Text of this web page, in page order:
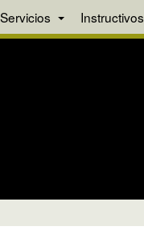
Servicios Instructivos